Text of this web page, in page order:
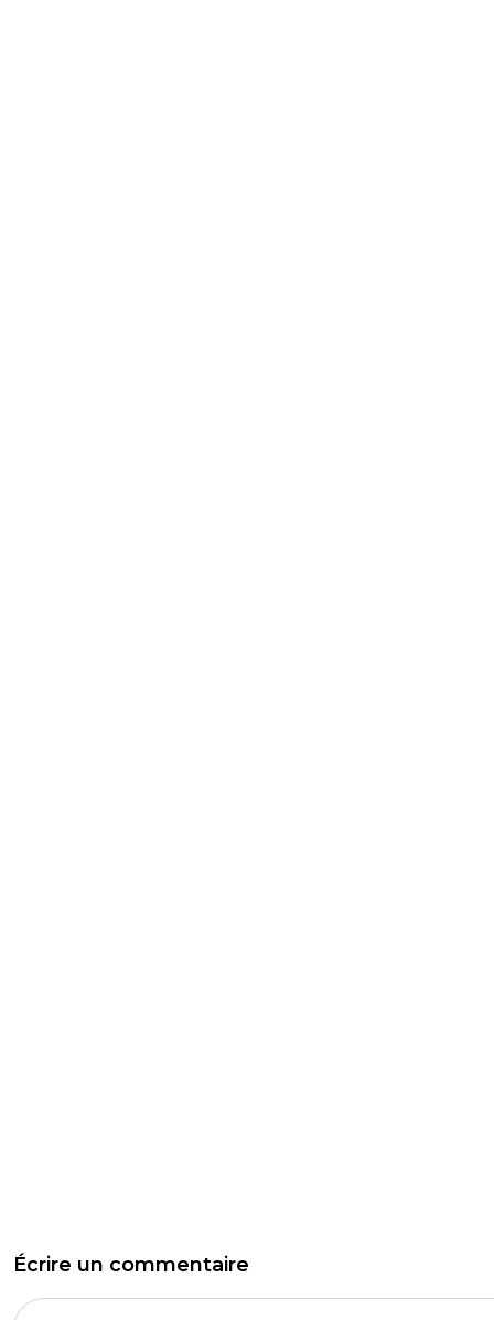
Écrire un commentaire